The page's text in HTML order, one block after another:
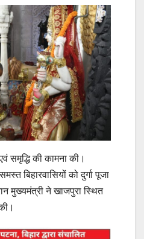
समृद्धि की कामना की।
बिहारवासियों को दुर्गा पूजा
मुख्यमंत्री ने खाजपुरा स्थित